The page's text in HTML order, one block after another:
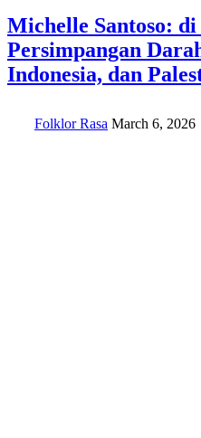
Michelle Santoso:
Persimpangan
Indonesia, dan
Folklor Rasa March 6, 2026